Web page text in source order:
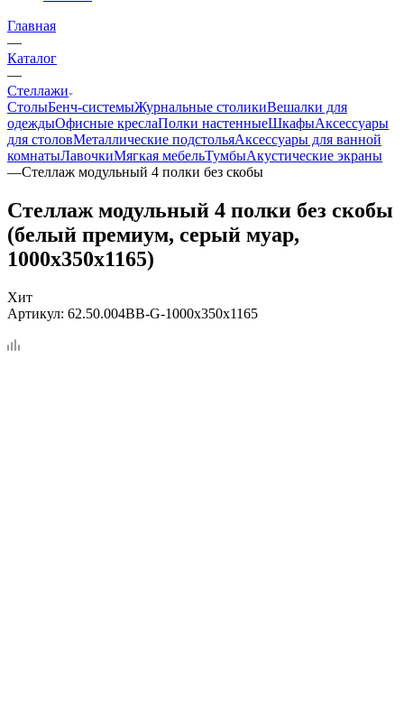
Главная
—
Каталог
—
Стеллажи
СтолыБенч-системыЖурнальные столикиВешалки для
одеждыОфисные креслаПолки настенныеШкафыАксессуары
для столовМеталлические подстольяАксессуары для ванной
комнатыЛавочкиМягкая мебельТумбыАкустические экраны
—Стеллаж модульный 4 полки без скобы
Стеллаж модульный 4 полки без скобы
(белый премиум, серый муар,
1000x350x1165)
Хит
Артикул: 62.50.004BB-G-1000x350x1165